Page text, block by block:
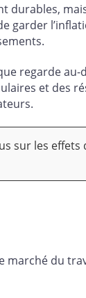
durables,
garder
regarde au-
et des
sur les effets
marché du